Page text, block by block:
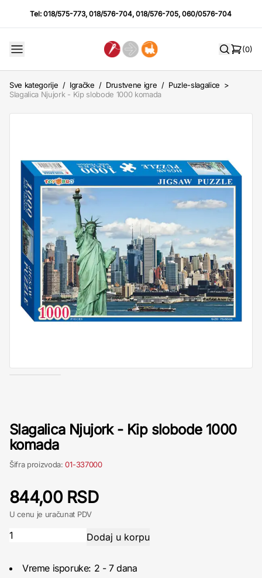
Tel:018/575-773,018/576-704,018/576-705,060/0576-704
(0)
Sve kategorije / Igračke / Drustvene igre / Puzle-slagalice >
Slagalica Njujork - Kip slobode 1000 komada
Slagalica Njujork - Kip slobode 1000
komada
Šifra proizvoda:01-337000
844,00 RSD
U cenu je uračunat PDV
Vreme isporuke: 2 - 7 dana